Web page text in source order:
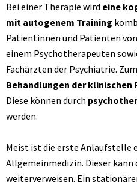
Bei einer Therapie wird eine
mit autogenem Training
Patientinnen und Patienten
einem Psychotherapeuten
Fachärzten der Psychiatrie.
Behandlungen der
Diese können durch
werden.
Meist ist die erste Anlaufstelle
Allgemeinmedizin. Dieser kann
weiterverweisen. Ein